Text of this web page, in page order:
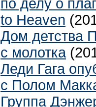
по делу о
to Heaven
Дом детства
с молотка
Леди Гага
с Полом
Группа